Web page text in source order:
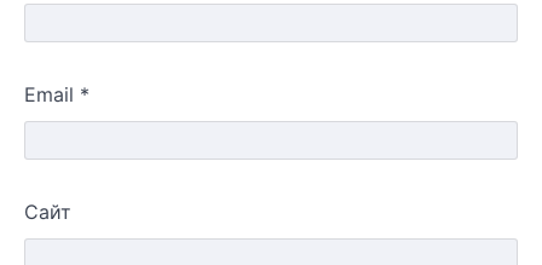
Email *
Сайт